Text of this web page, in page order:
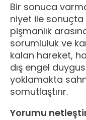
Bir sonuca
niyet ile sonuçta
pişmanlık
sorumluluk ve
kalan hareket,
dış engel
yoklamakta
somutlaştırır.
Yorumu